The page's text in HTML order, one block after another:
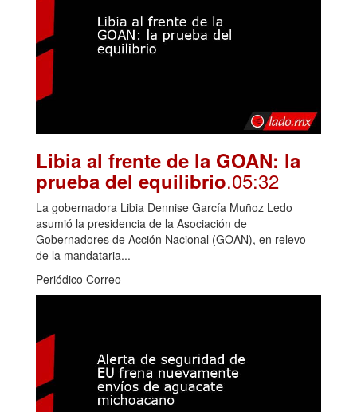
Libia al frente de la GOAN: la
prueba del equilibrio.05:32
La gobernadora Libia Dennise García Muñoz Ledo
asumió la presidencia de la Asociación de
Gobernadores de Acción Nacional (GOAN), en relevo
de la mandataria...
Periódico Correo